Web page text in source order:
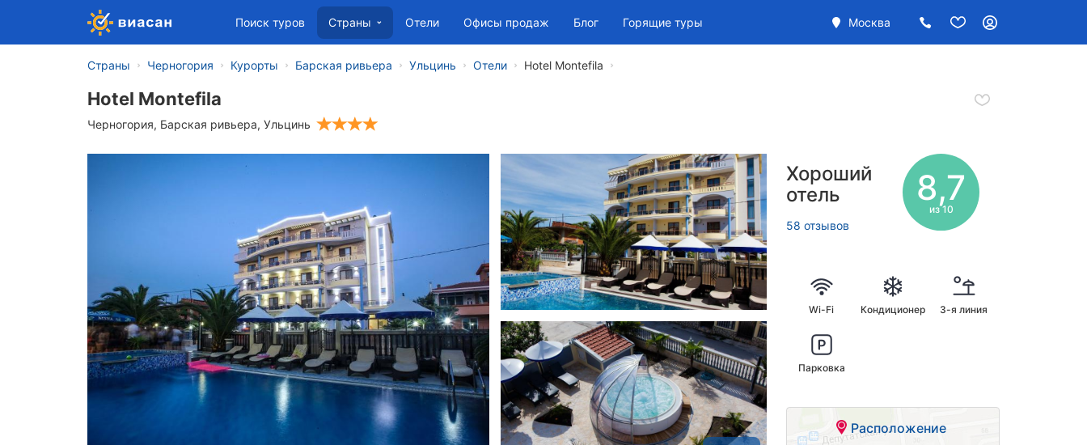
Москва
Поиск туров Страны Отели Офисы продаж Блог Горящие туры
Страны Черногория Курорты Барская ривьера Ульцинь Отели Hotel Montefila
Hotel Montefila
Черногория, Барская ривьера, Ульцинь
Хороший
отель
58 отзывов
8,7
из 10
Wi-Fi Кондиционер 3-я линия
Парковка
Расположение